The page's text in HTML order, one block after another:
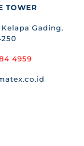
TOWER
Gading,
4959